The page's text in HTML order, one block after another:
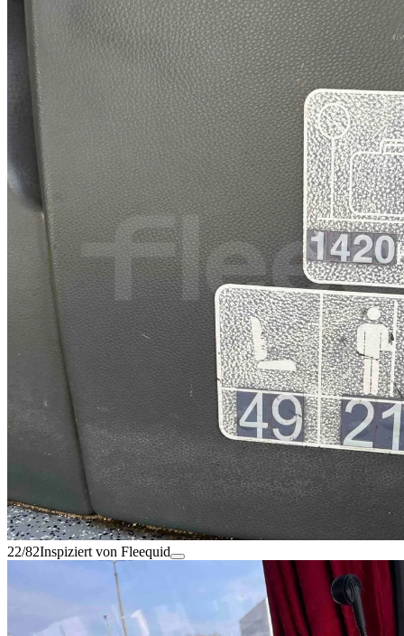
22/82Inspiziert von Fleequid